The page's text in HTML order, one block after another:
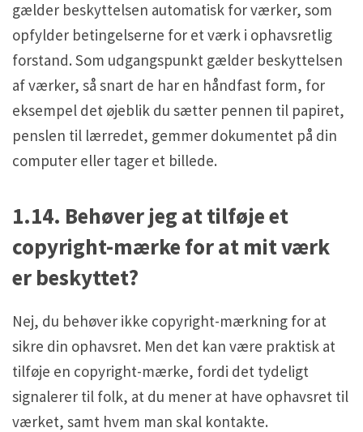
gælder beskyttelsen automatisk for værker, som
opfylder betingelserne for et værk i ophavsretlig
forstand. Som udgangspunkt gælder beskyttelsen
af værker, så snart de har en håndfast form, for
eksempel det øjeblik du sætter pennen til papiret,
penslen til lærredet, gemmer dokumentet på din
computer eller tager et billede.
1.14. Behøver jeg at tilføje et
copyright-mærke for at mit værk
er beskyttet?
Nej, du behøver ikke copyright-mærkning for at
sikre din ophavsret. Men det kan være praktisk at
tilføje en copyright-mærke, fordi det tydeligt
signalerer til folk, at du mener at have ophavsret til
værket, samt hvem man skal kontakte.